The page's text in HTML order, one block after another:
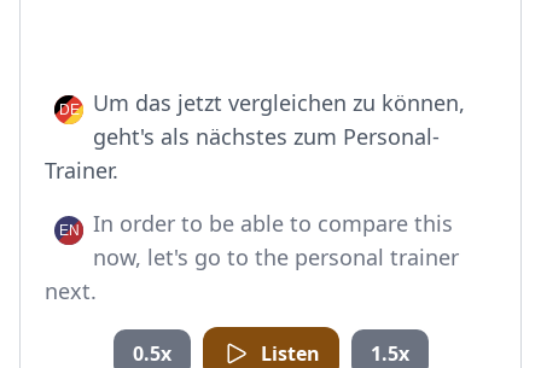
Um das jetzt vergleichen zu können,
geht's als nächstes zum Personal-
Trainer.
In order to be able to compare this
now, let's go to the personal trainer
next.
0.5x Listen 1.5x